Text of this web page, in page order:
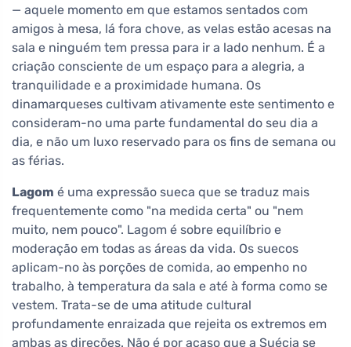
— aquele momento em que estamos sentados com
amigos à mesa, lá fora chove, as velas estão acesas na
sala e ninguém tem pressa para ir a lado nenhum. É a
criação consciente de um espaço para a alegria, a
tranquilidade e a proximidade humana. Os
dinamarqueses cultivam ativamente este sentimento e
consideram-no uma parte fundamental do seu dia a
dia, e não um luxo reservado para os fins de semana ou
as férias.
Lagom é uma expressão sueca que se traduz mais
frequentemente como "na medida certa" ou "nem
muito, nem pouco". Lagom é sobre equilíbrio e
moderação em todas as áreas da vida. Os suecos
aplicam-no às porções de comida, ao empenho no
trabalho, à temperatura da sala e até à forma como se
vestem. Trata-se de uma atitude cultural
profundamente enraizada que rejeita os extremos em
ambas as direções. Não é por acaso que a Suécia se